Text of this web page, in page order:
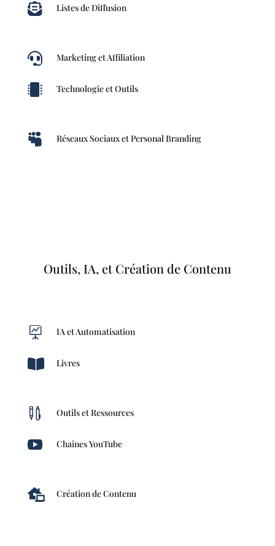
 Listes de Diffusion
 Marketing et Affiliation
 Technologie et Outils
 Réseaux Sociaux et Personal Branding
Outils, IA, et Création de Contenu
 IA et Automatisation
 Livres
 Outils et Ressources
 Chaînes YouTube
 Création de Contenu